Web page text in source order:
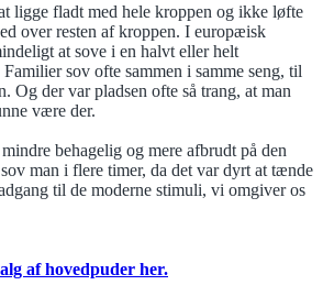
ligge fladt med hele kroppen og ikke løfte
over resten af kroppen. I europæisk
at sove i en halvt eller helt
sov ofte sammen i samme seng, til
Og der var pladsen ofte så trang, at man
være der.
behagelig og mere afbrudt på den
man i flere timer, da det var dyrt at tænde
til de moderne stimuli, vi omgiver os
af hovedpuder her.